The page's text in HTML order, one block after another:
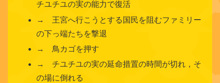
チユチユの実の能力で復活
→ 王宮へ行こうとする国民を阻むファミリー
の下っ端たちを撃退
→ 鳥カゴを押す
→ チユチユの実の延命措置の時間が切れ，そ
の場に倒れる